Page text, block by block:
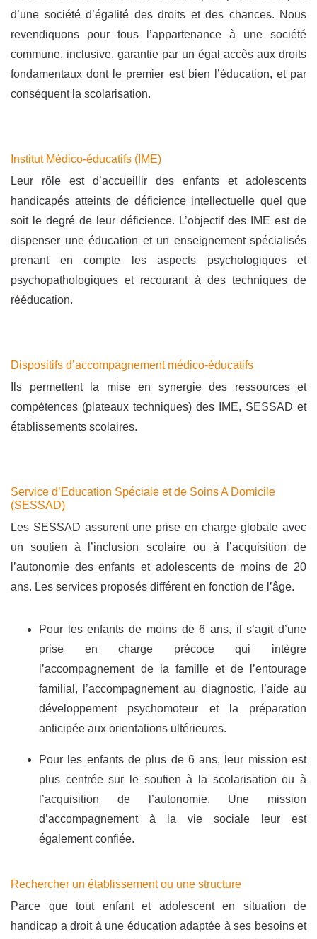
d’une société d’égalité des droits et des chances. Nous
revendiquons pour tous l’appartenance à une société
commune, inclusive, garantie par un égal accès aux droits
fondamentaux dont le premier est bien l’éducation, et par
conséquent la scolarisation.
Institut Médico-éducatifs (IME)
Leur rôle est d’accueillir des enfants et adolescents
handicapés atteints de déficience intellectuelle quel que
soit le degré de leur déficience. L’objectif des IME est de
dispenser une éducation et un enseignement spécialisés
prenant en compte les aspects psychologiques et
psychopathologiques et recourant à des techniques de
rééducation.
Dispositifs d’accompagnement médico-éducatifs
Ils permettent la mise en synergie des ressources et
compétences (plateaux techniques) des IME, SESSAD et
établissements scolaires.
Service d’Education Spéciale et de Soins A Domicile
(SESSAD)
Les SESSAD assurent une prise en charge globale avec
un soutien à l’inclusion scolaire ou à l’acquisition de
l’autonomie des enfants et adolescents de moins de 20
ans. Les services proposés différent en fonction de l’âge.
Pour les enfants de moins de 6 ans, il s’agit d’une
prise en charge précoce qui intègre
l’accompagnement de la famille et de l’entourage
familial, l’accompagnement au diagnostic, l’aide au
développement psychomoteur et la préparation
anticipée aux orientations ultérieures.
Pour les enfants de plus de 6 ans, leur mission est
plus centrée sur le soutien à la scolarisation ou à
l’acquisition de l’autonomie. Une mission
d’accompagnement à la vie sociale leur est
également confiée.
Rechercher un établissement ou une structure
Parce que tout enfant et adolescent en situation de
handicap a droit à une éducation adaptée à ses besoins et